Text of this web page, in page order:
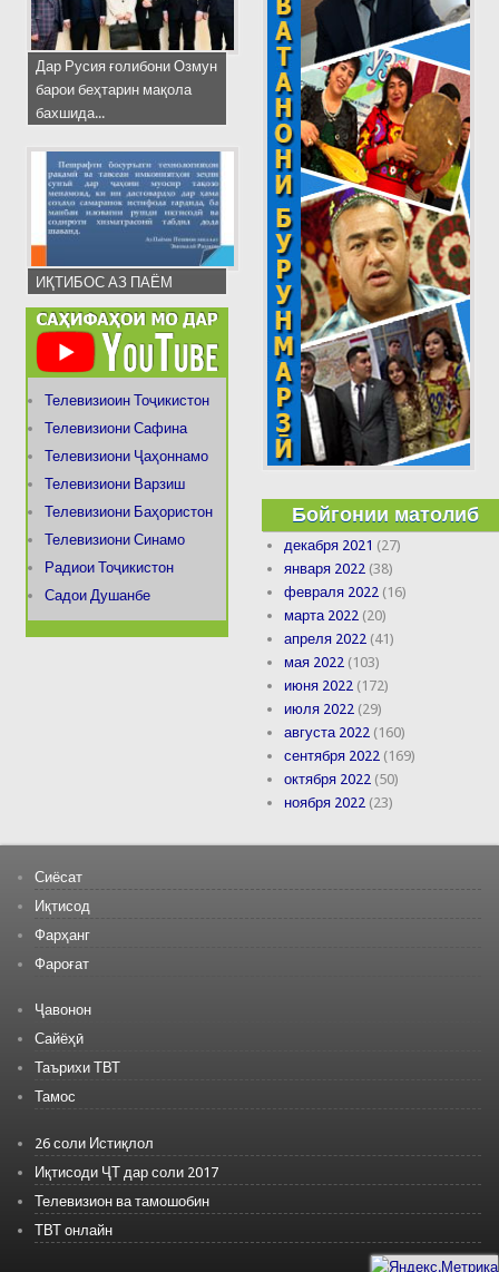
Дар Русия ғолибони Озмун
барои беҳтарин мақола
бахшида...
ИҚТИБОС АЗ ПАЁМ
Телевизиоин Тоҷикистон
Телевизиони Сафина
Телевизиони Ҷаҳоннамо
Телевизиони Варзиш
Телевизиони Баҳористон
Телевизиони Синамо
Радиои Тоҷикистон
Садои Душанбе
Бойгонии матолиб
декабря 2021 (27)
января 2022 (38)
февраля 2022 (16)
марта 2022 (20)
апреля 2022 (41)
мая 2022 (103)
июня 2022 (172)
июля 2022 (29)
августа 2022 (160)
сентября 2022 (169)
октября 2022 (50)
ноября 2022 (23)
Сиёсат
Иқтисод
Фарҳанг
Фароғат
Ҷавонон
Сайёҳӣ
Таърихи ТВТ
Тамос
26 соли Истиқлол
Иқтисоди ҶТ дар соли 2017
Телевизион ва тамошобин
ТВТ онлайн